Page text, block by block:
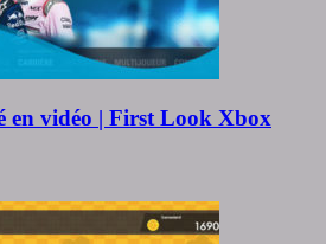
en vidéo | First Look Xbox